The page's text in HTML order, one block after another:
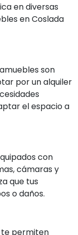
en diversas
en Coslada
son
por un alquiler
el espacio a
con
cámaras y
que tus
o daños.
te permiten